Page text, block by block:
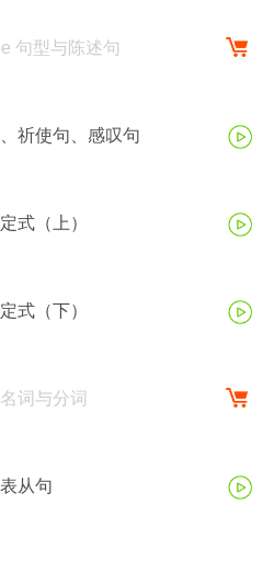
句型与陈述句
祈使句、感叹句
式（上）
式（下）
词与分词
从句